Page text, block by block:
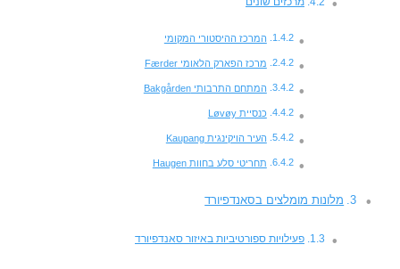
המרכז ההיסטורי המקומי
מרכז הפארק הלאומי Færder
המתחם התרבותי Bakgården
כנסיית Løvøy
העיר הויקינגית Kaupang
תחריטי סלע בחוות Haugen
מלונות מומלצים בסאנדפיורד
פעילויות ספורטיביות באיזור סאנדפיורד